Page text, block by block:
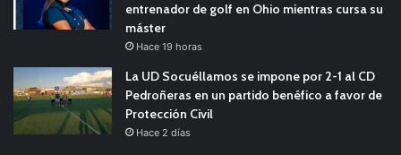
entrenador de golf en Ohio mientras cursa su
máster
Hace 19 horas
La UD Socuéllamos se impone por 2-1 al CD
Pedroñeras en un partido benéfico a favor de
Protección Civil
Hace 2 días